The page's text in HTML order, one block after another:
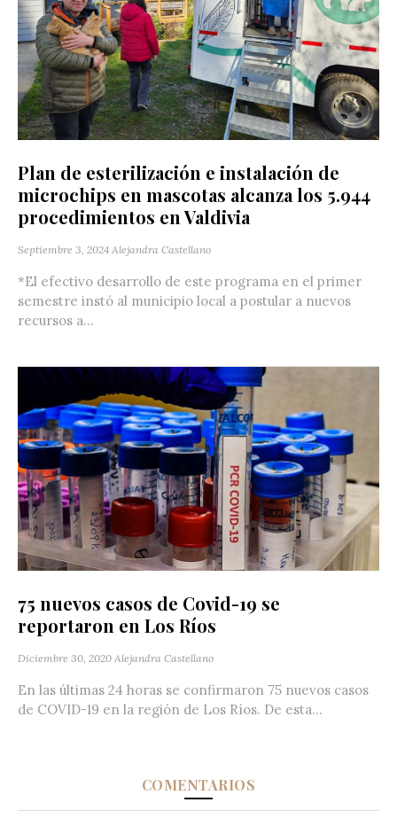
Plan de esterilización e instalación de
microchips en mascotas alcanza los 5.944
procedimientos en Valdivia
Septiembre 3, 2024 Alejandra Castellano
*El efectivo desarrollo de este programa en el primer
semestre instó al municipio local a postular a nuevos
recursos a...
75 nuevos casos de Covid-19 se
reportaron en Los Ríos
Diciembre 30, 2020 Alejandra Castellano
En las últimas 24 horas se confirmaron 75 nuevos casos
de COVID-19 en la región de Los Ríos. De esta...
COMENTARIOS